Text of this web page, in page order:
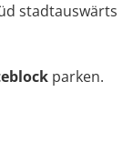
stadtauswärts
parken.